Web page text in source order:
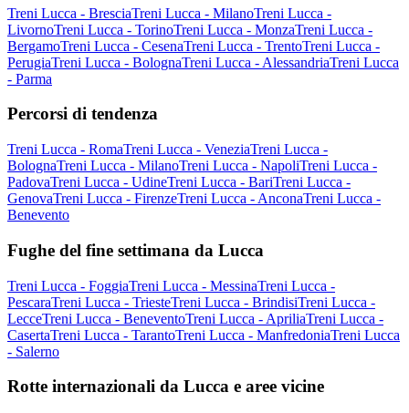
Treni Lucca - BresciaTreni Lucca - MilanoTreni Lucca -
LivornoTreni Lucca - TorinoTreni Lucca - MonzaTreni Lucca -
BergamoTreni Lucca - CesenaTreni Lucca - TrentoTreni Lucca -
PerugiaTreni Lucca - BolognaTreni Lucca - AlessandriaTreni Lucca
- Parma
Percorsi di tendenza
Treni Lucca - RomaTreni Lucca - VeneziaTreni Lucca -
BolognaTreni Lucca - MilanoTreni Lucca - NapoliTreni Lucca -
PadovaTreni Lucca - UdineTreni Lucca - BariTreni Lucca -
GenovaTreni Lucca - FirenzeTreni Lucca - AnconaTreni Lucca -
Benevento
Fughe del fine settimana da Lucca
Treni Lucca - FoggiaTreni Lucca - MessinaTreni Lucca -
PescaraTreni Lucca - TriesteTreni Lucca - BrindisiTreni Lucca -
LecceTreni Lucca - BeneventoTreni Lucca - ApriliaTreni Lucca -
CasertaTreni Lucca - TarantoTreni Lucca - ManfredoniaTreni Lucca
- Salerno
Rotte internazionali da Lucca e aree vicine